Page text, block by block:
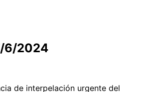
6/2024
de interpelación urgente del